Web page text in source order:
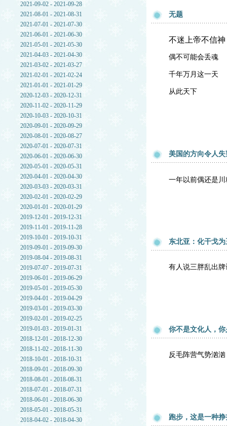
2021-09-02 - 2021-09-28
2021-08-01 - 2021-08-31
2021-07-01 - 2021-07-30
2021-06-01 - 2021-06-30
2021-05-01 - 2021-05-30
2021-04-03 - 2021-04-30
2021-03-02 - 2021-03-27
2021-02-01 - 2021-02-24
2021-01-01 - 2021-01-29
2020-12-03 - 2020-12-31
2020-11-02 - 2020-11-29
2020-10-03 - 2020-10-31
2020-09-01 - 2020-09-29
2020-08-01 - 2020-08-27
2020-07-01 - 2020-07-31
2020-06-01 - 2020-06-30
2020-05-01 - 2020-05-31
2020-04-01 - 2020-04-30
2020-03-03 - 2020-03-31
2020-02-01 - 2020-02-29
2020-01-01 - 2020-01-29
2019-12-01 - 2019-12-31
2019-11-01 - 2019-11-28
2019-10-01 - 2019-10-31
2019-09-01 - 2019-09-30
2019-08-04 - 2019-08-31
2019-07-07 - 2019-07-31
2019-06-01 - 2019-06-29
2019-05-01 - 2019-05-30
2019-04-01 - 2019-04-29
2019-03-01 - 2019-03-30
2019-02-01 - 2019-02-25
2019-01-03 - 2019-01-31
2018-12-01 - 2018-12-30
2018-11-02 - 2018-11-30
2018-10-01 - 2018-10-31
2018-09-01 - 2018-09-30
2018-08-01 - 2018-08-31
2018-07-01 - 2018-07-31
2018-06-01 - 2018-06-30
2018-05-01 - 2018-05-31
2018-04-02 - 2018-04-30
无题
不迷上帝不信神
偶不可能会丢魂
千年万月这一天
从此天下
美国的方向令人失
一年以前偶还是
东北亚：化干戈为
有人说三胖乱出
你不是文化人，
反毛阵营气势汹
跑步，这是一种挣